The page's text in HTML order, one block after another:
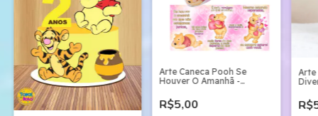
Arte Caneca Pooh Se
Houver O Amanhã -
R$5,00
Arte